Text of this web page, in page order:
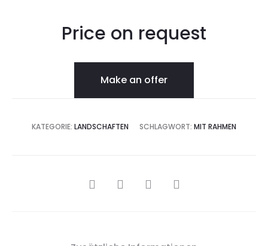
Price on request
Make an offer
KATEGORIE: LANDSCHAFTEN SCHLAGWORT: MIT RAHMEN
SHARE